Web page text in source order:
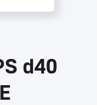
d40